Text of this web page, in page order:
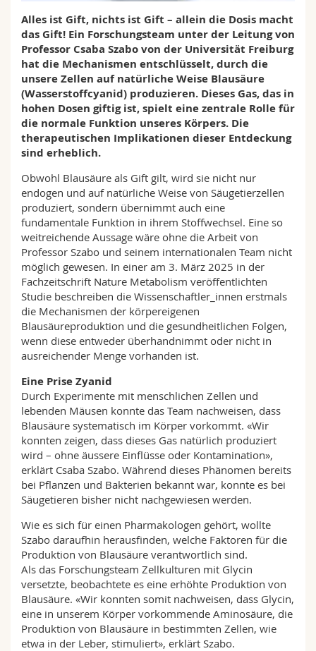
Interfakultär
Doktorierende
Vorlesungsverzeichnis
MyUnifr
Alles ist Gift, nichts ist Gift – allein die Dosis macht
das Gift! Ein Forschungsteam unter der Leitung von
Professor Csaba Szabo von der Universität Freiburg
hat die Mechanismen entschlüsselt, durch die
unsere Zellen auf natürliche Weise Blausäure
(Wasserstoffcyanid) produzieren. Dieses Gas, das in
hohen Dosen giftig ist, spielt eine zentrale Rolle für
die normale Funktion unseres Körpers. Die
therapeutischen Implikationen dieser Entdeckung
sind erheblich.
Obwohl Blausäure als Gift gilt, wird sie nicht nur
endogen und auf natürliche Weise von Säugetierzellen
produziert, sondern übernimmt auch eine
fundamentale Funktion in ihrem Stoffwechsel. Eine so
weitreichende Aussage wäre ohne die Arbeit von
Professor Szabo und seinem internationalen Team nicht
möglich gewesen. In einer am 3. März 2025 in der
Fachzeitschrift Nature Metabolism veröffentlichten
Studie beschreiben die Wissenschaftler_innen erstmals
die Mechanismen der körpereigenen
Blausäureproduktion und die gesundheitlichen Folgen,
wenn diese entweder überhandnimmt oder nicht in
ausreichender Menge vorhanden ist.
Eine Prise Zyanid
Durch Experimente mit menschlichen Zellen und
lebenden Mäusen konnte das Team nachweisen, dass
Blausäure systematisch im Körper vorkommt. «Wir
konnten zeigen, dass dieses Gas natürlich produziert
wird – ohne äussere Einflüsse oder Kontamination»,
erklärt Csaba Szabo. Während dieses Phänomen bereits
bei Pflanzen und Bakterien bekannt war, konnte es bei
Säugetieren bisher nicht nachgewiesen werden.
Wie es sich für einen Pharmakologen gehört, wollte
Szabo daraufhin herausfinden, welche Faktoren für die
Produktion von Blausäure verantwortlich sind.
Als das Forschungsteam Zellkulturen mit Glycin
versetzte, beobachtete es eine erhöhte Produktion von
Blausäure. «Wir konnten somit nachweisen, dass Glycin,
eine in unserem Körper vorkommende Aminosäure, die
Produktion von Blausäure in bestimmten Zellen, wie
etwa in der Leber, stimuliert», erklärt Szabo.